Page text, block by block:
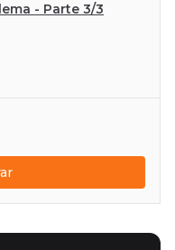
- Parte 3/3